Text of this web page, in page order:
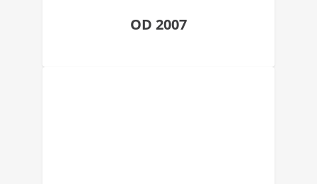
OD 2007